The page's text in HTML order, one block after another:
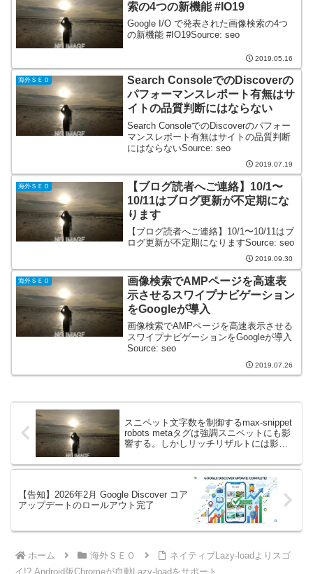
索の4つの新機能 #IO19
Google I/O で発表された画像検索の4つ
の新機能 #IO19Source: seo
2019.05.16
海外ＳＥＯ
Search ConsoleでのDiscoverの
パフォーマンスレポート有無はサ
イトの品質判断にはならない
Search ConsoleでのDiscoverのパフォー
マンスレポート有無はサイトの品質判断
にはならないSource: seo
2019.07.19
海外ＳＥＯ
【ブログ読者へご連絡】10/1〜
10/11はブログ更新が不定期にな
ります
【ブログ読者へご連絡】10/1〜10/11はブ
ログ更新が不定期になりますSource: seo
2019.09.30
海外ＳＥＯ
画像検索でAMPページを高速表
示させるスワイプナビゲーション
をGoogleが導入
画像検索でAMPページを高速表示させる
スワイプナビゲーションをGoogleが導入
Source: seo
2019.07.26
スニペット文字数を制御するmax-snippet
robots metaタグは強調スニペットにも影
響する。しかしリッチリザルトには影響
【告知】2026年2月 Google Discover コア
アップデートのロールアウト完了
ホーム 海外ＳＥＯ
ネイティブLazy-loadよりスゴ
イ!? Android版Chromeが自動Lazy-loadをサポート